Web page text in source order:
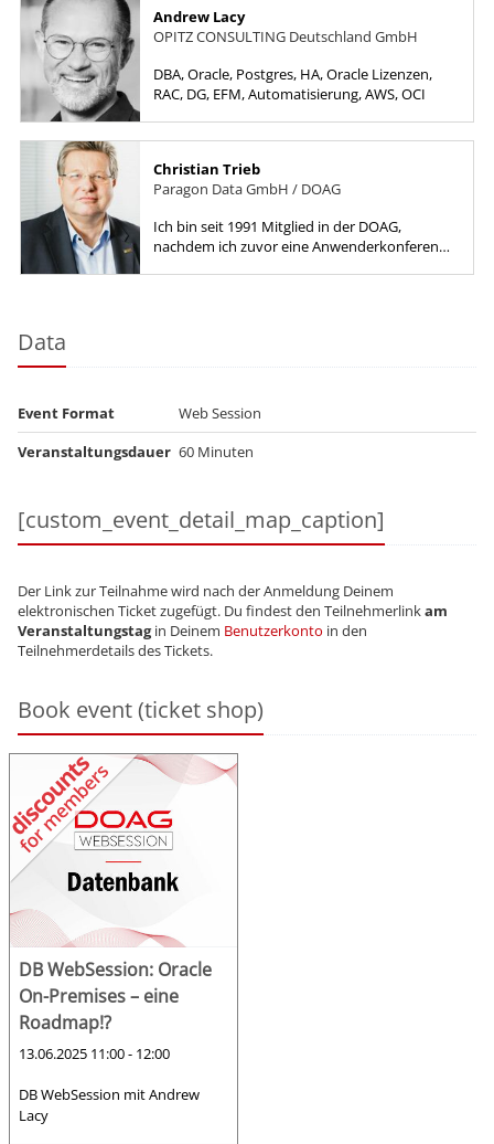
Andrew Lacy
OPITZ CONSULTING Deutschland GmbH
DBA, Oracle, Postgres, HA, Oracle Lizenzen,
RAC, DG, EFM, Automatisierung, AWS, OCI
Christian Trieb
Paragon Data GmbH / DOAG
Ich bin seit 1991 Mitglied in der DOAG,
nachdem ich zuvor eine Anwenderkonferenz
Data
Event Format
Web Session
Veranstaltungsdauer 60 Minuten
[custom_event_detail_map_caption]
Der Link zur Teilnahme wird nach der Anmeldung Deinem
elektronischen Ticket zugefügt. Du findest den Teilnehmerlinkam
Veranstaltungstagin Deinem Benutzerkonto in den
Teilnehmerdetails des Tickets.
Book event (ticket shop)
DB WebSession: Oracle
On-Premises – eine
Roadmap!?
13.06.2025 11:00 - 12:00
DB WebSession mit Andrew
Lacy